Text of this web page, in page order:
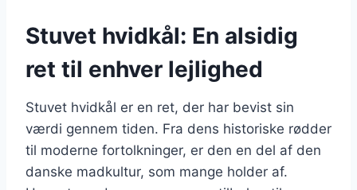
Stuvet hvidkål: En alsidig
ret til enhver lejlighed
Stuvet hvidkål er en ret, der har bevist sin
værdi gennem tiden. Fra dens historiske rødder
til moderne fortolkninger, er den en del af den
danske madkultur, som mange holder af.